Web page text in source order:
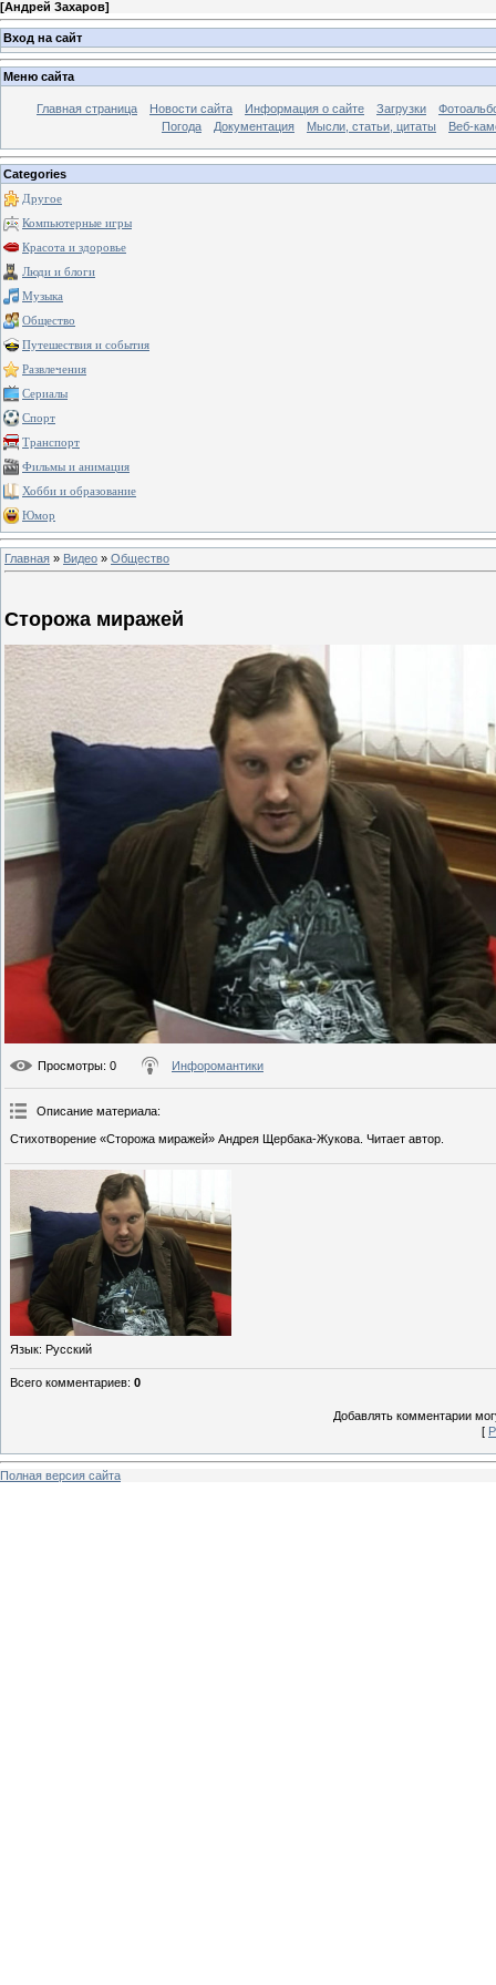
[Андрей Захаров]
Вход на сайт
Меню сайта
Главная страница Новости сайта Информация о сайте Загрузки
Погода
Документация Мысли, статьи, цитаты Веб-
Categories
Другое
Компьютерные игры
Красота и здоровье
Люди и блоги
Музыка
Общество
Путешествия и события
Развлечения
Сериалы
Спорт
Транспорт
Фильмы и анимация
Хобби и образование
Юмор
Главная » Видео » Общество
Сторожа миражей
Просмотры: 0 Инфоромантики
Описание материала:
Стихотворение «Сторожа миражей» Андрея Щербака-Жукова. Читает автор.
Язык: Русский
Всего комментариев: 0
Добавлять комментарии
[
Полная версия сайта